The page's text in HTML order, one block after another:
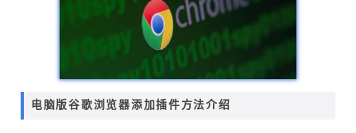
电脑版谷歌浏览器添加插件方法介绍